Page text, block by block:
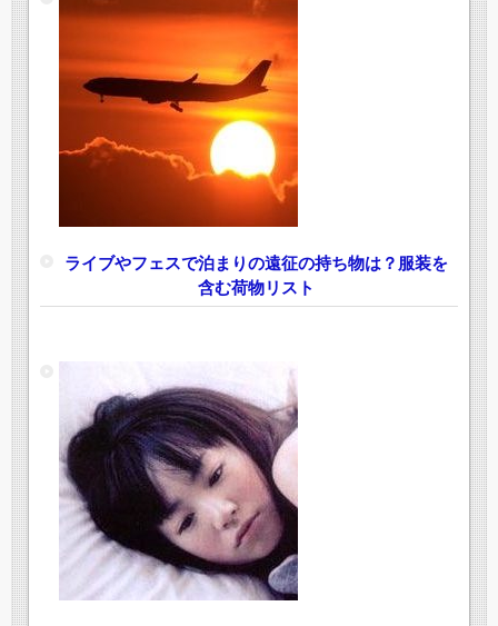
ライブやフェスで泊まりの遠征の持ち物は？服装を
含む荷物リスト